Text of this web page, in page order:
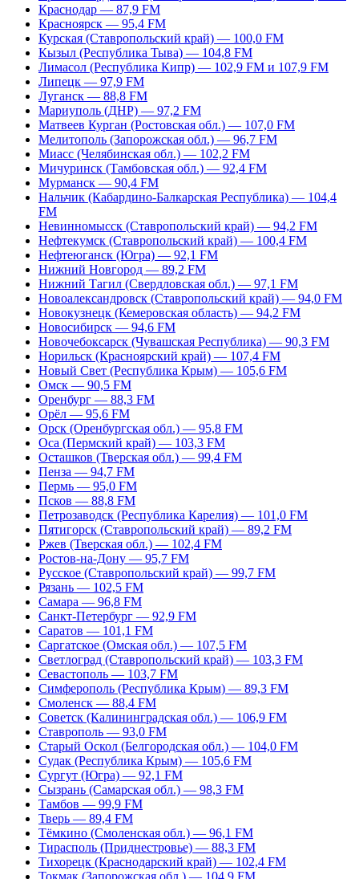
Краснодар — 87,9 FM
Красноярск — 95,4 FM
Курская (Ставропольский край) — 100,0 FM
Кызыл (Республика Тыва) — 104,8 FM
Лимасол (Республика Кипр) — 102,9 FM и 107,9 FM
Липецк — 97,9 FM
Луганск — 88,8 FM
Мариуполь (ДНР) — 97,2 FM
Матвеев Курган (Ростовская обл.) — 107,0 FM
Мелитополь (Запорожская обл.) — 96,7 FM
Миасс (Челябинская обл.) — 102,2 FM
Мичуринск (Тамбовская обл.) — 92,4 FM
Мурманск — 90,4 FM
Нальчик (Кабардино-Балкарская Республика) — 104,4
FM
Невинномысск (Ставропольский край) — 94,2 FM
Нефтекумск (Ставропольский край) — 100,4 FM
Нефтеюганск (Югра) — 92,1 FM
Нижний Новгород — 89,2 FM
Нижний Тагил (Свердловская обл.) — 97,1 FM
Новоалександровск (Ставропольский край) — 94,0 FM
Новокузнецк (Кемеровская область) — 94,2 FM
Новосибирск — 94,6 FM
Новочебоксарск (Чувашская Республика) — 90,3 FM
Норильск (Красноярский край) — 107,4 FM
Новый Свет (Республика Крым) — 105,6 FM
Омск — 90,5 FM
Оренбург — 88,3 FM
Орёл — 95,6 FM
Орск (Оренбургская обл.) — 95,8 FM
Оса (Пермский край) — 103,3 FM
Осташков (Тверская обл.) — 99,4 FM
Пенза — 94,7 FM
Пермь — 95,0 FM
Псков — 88,8 FM
Петрозаводск (Республика Карелия) — 101,0 FM
Пятигорск (Ставропольский край) — 89,2 FM
Ржев (Тверская обл.) — 102,4 FM
Ростов-на-Дону — 95,7 FM
Русское (Ставропольский край) — 99,7 FM
Рязань — 102,5 FM
Самара — 96,8 FM
Санкт-Петербург — 92,9 FM
Саратов — 101,1 FM
Саргатское (Омская обл.) — 107,5 FM
Светлоград (Ставропольский край) — 103,3 FM
Севастополь — 103,7 FM
Симферополь (Республика Крым) — 89,3 FM
Смоленск — 88,4 FM
Советск (Калининградская обл.) — 106,9 FM
Ставрополь — 93,0 FM
Старый Оскол (Белгородская обл.) — 104,0 FM
Судак (Республика Крым) — 105,6 FM
Сургут (Югра) — 92,1 FM
Сызрань (Самарская обл.) — 98,3 FM
Тамбов — 99,9 FM
Тверь — 89,4 FM
Тёмкино (Смоленская обл.) — 96,1 FM
Тирасполь (Приднестровье) — 88,3 FM
Тихорецк (Краснодарский край) — 102,4 FM
Токмак (Запорожская обл.) — 104,9 FM